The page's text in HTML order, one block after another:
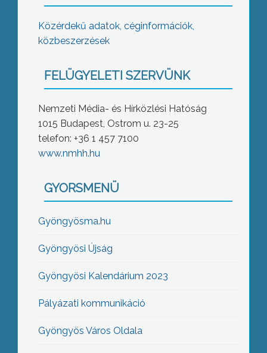
Közérdekű adatok, céginformációk,
közbeszerzések
FELÜGYELETI SZERVÜNK
Nemzeti Média- és Hírközlési Hatóság
1015 Budapest, Ostrom u. 23-25
telefon: +36 1 457 7100
www.nmhh.hu
GYORSMENÜ
Gyöngyösma.hu
Gyöngyösi Újság
Gyöngyösi Kalendárium 2023
Pályázati kommunikáció
Gyöngyös Város Oldala